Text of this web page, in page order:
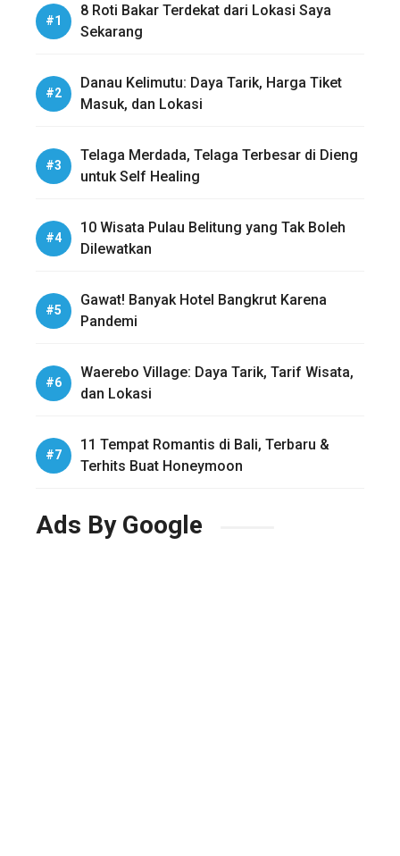
8 Roti Bakar Terdekat dari Lokasi Saya
Sekarang
Danau Kelimutu: Daya Tarik, Harga Tiket
Masuk, dan Lokasi
Telaga Merdada, Telaga Terbesar di Dieng
untuk Self Healing
10 Wisata Pulau Belitung yang Tak Boleh
Dilewatkan
Gawat! Banyak Hotel Bangkrut Karena
Pandemi
Waerebo Village: Daya Tarik, Tarif Wisata,
dan Lokasi
11 Tempat Romantis di Bali, Terbaru &
Terhits Buat Honeymoon
Ads By Google